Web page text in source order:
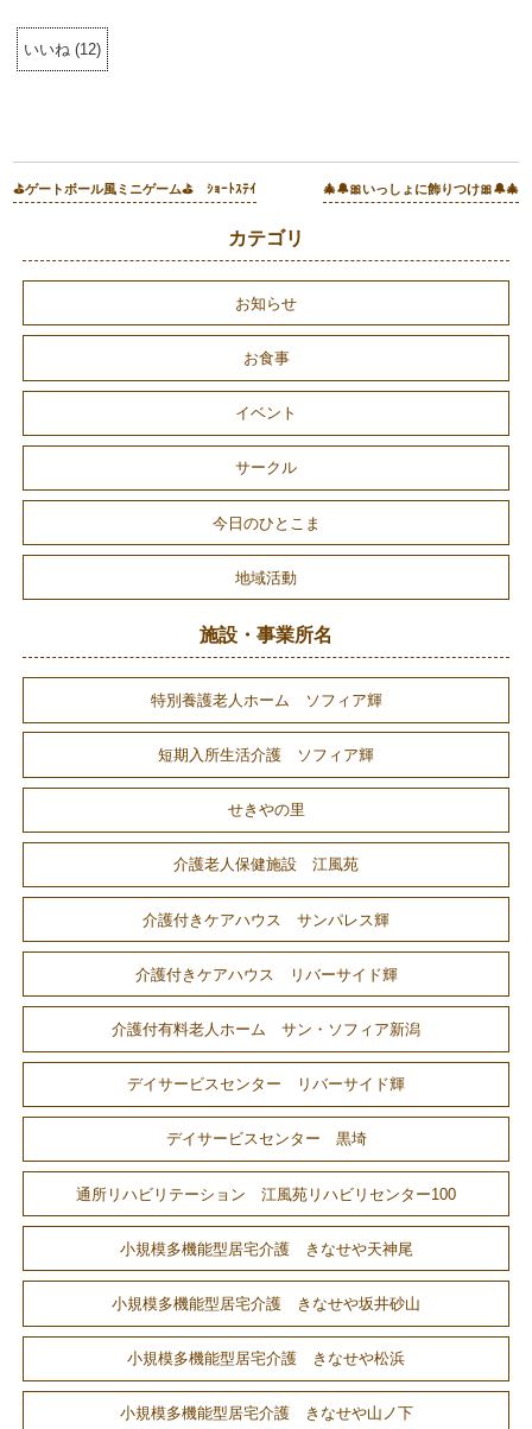
いいね (12)
⛳ゲートボール風ミニゲーム⛳ ｼｮｰﾄｽﾃｲ 🎄🔔🎀いっしょに飾りつけ🎀🔔🎄
カテゴリ
お知らせ
お食事
イベント
サークル
今日のひとこま
地域活動
施設・事業所名
特別養護老人ホーム ソフィア輝
短期入所生活介護 ソフィア輝
せきやの里
介護老人保健施設 江風苑
介護付きケアハウス サンパレス輝
介護付きケアハウス リバーサイド輝
介護付有料老人ホーム サン・ソフィア新潟
デイサービスセンター リバーサイド輝
デイサービスセンター 黒埼
通所リハビリテーション 江風苑リハビリセンター100
小規模多機能型居宅介護 きなせや天神尾
小規模多機能型居宅介護 きなせや坂井砂山
小規模多機能型居宅介護 きなせや松浜
小規模多機能型居宅介護 きなせや山ノ下